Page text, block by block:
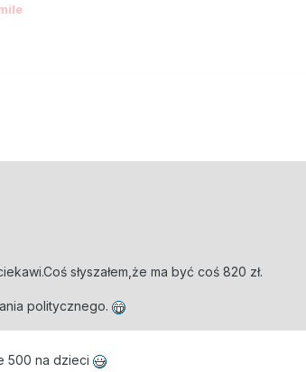
słyszałem,że ma być coś 820 zł.
politycznego.
500 na dzieci